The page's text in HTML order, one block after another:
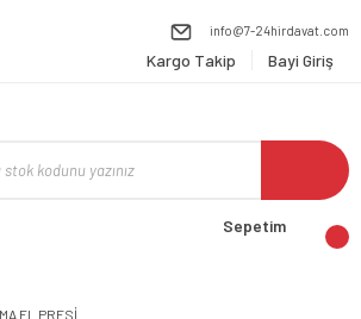
info@7-24hirdavat.com
Kargo Takip Bayi Giriş
Sepetim